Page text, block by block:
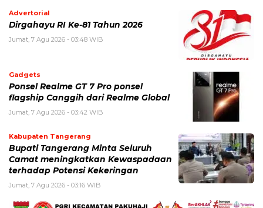
Advertorial
Dirgahayu RI Ke-81 Tahun 2026
Jumat, 7 Agu 2026 - 03:48 WIB
Gadgets
Ponsel Realme GT 7 Pro ponsel
flagship Canggih dari Realme Global
Jumat, 7 Agu 2026 - 03:42 WIB
Kabupaten Tangerang
Bupati Tangerang Minta Seluruh
Camat meningkatkan Kewaspadaan
terhadap Potensi Kekeringan
Jumat, 7 Agu 2026 - 03:16 WIB